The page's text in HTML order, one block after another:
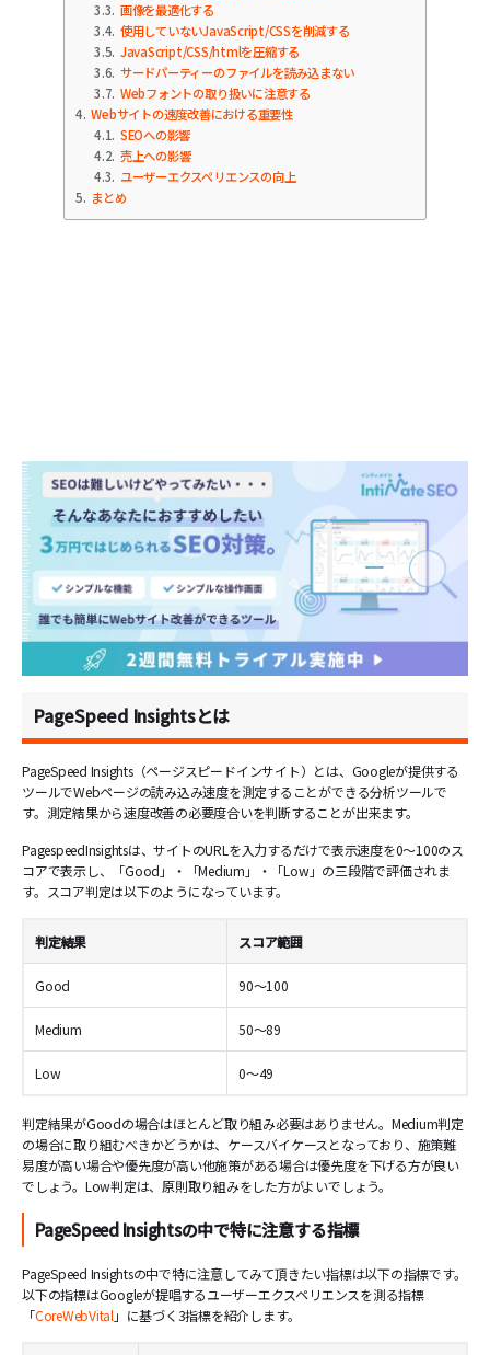
3.3 画像を最適化する
3.4 使用していないJavaScript/CSSを削減する
3.5 JavaScript/CSS/htmlを圧縮する
3.6 サードパーティーのファイルを読み込まない
3.7 Webフォントの取り扱いに注意する
4 Webサイトの速度改善における重要性
4.1 SEOへの影響
4.2 売上への影響
4.3
ユーザーエクスペリエンスの向上
5
まとめ
PageSpeed Insightsとは
PageSpeed Insights（ページスピードインサイト）とは、Googleが提供する
ツールでWebページの読み込み速度を測定することができる分析ツールで
す。測定結果から速度改善の必要度合いを判断することが出来ます。
PagespeedInsightsは、サイトのURLを入力するだけで表示速度を0～100のス
コアで表示し、「Good」・「Medium」・「Low」の三段階で評価されま
す。スコア判定は以下のようになっています。
判定結果 スコア範囲
Good 90～100
Medium 50～89
Low 0～49
判定結果がGoodの場合はほとんど取り組み必要はありません。Medium判定
の場合に取り組むべきかどうかは、ケースバイケースとなっており、施策難
易度が高い場合や優先度が高い他施策がある場合は優先度を下げる方が良い
でしょう。Low判定は、原則取り組みをした方がよいでしょう。
PageSpeed Insightsの中で特に注意する指標
PageSpeed Insightsの中で特に注意してみて頂きたい指標は以下の指標です。
以下の指標はGoogleが提唱するユーザーエクスペリエンスを測る指標
「CoreWebVital 」に基づく3指標を紹介します。